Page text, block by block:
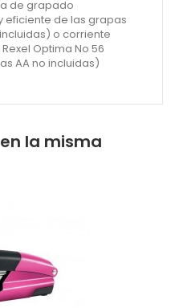
de grapado
eficiente de las grapas
o corriente
Rexel Optima No 56
AA no incluidas)
la misma